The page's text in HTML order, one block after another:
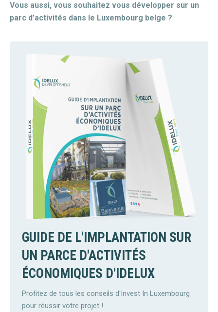
Vous aussi, vous souhaitez vous développer sur un
parc d’activités dans le Luxembourg belge ?
GUIDE DE L'IMPLANTATION SUR
UN PARCE D'ACTIVITÉS
ÉCONOMIQUES D'IDELUX
Profitez de tous les conseils d'Invest In Luxembourg
pour réussir votre projet !